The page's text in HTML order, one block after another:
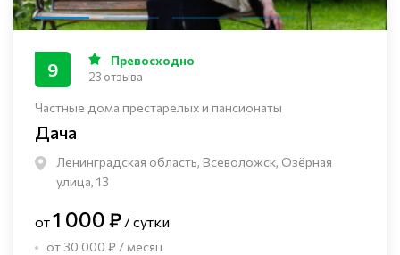
Частные дома престарелых и пансионаты
Дача
Ленинградская область, Всеволожск, Озёрная
улица, 13
9 Превосходно
23 отзыва
от1 000 ₽ / сутки
от 30 000 ₽ / месяц